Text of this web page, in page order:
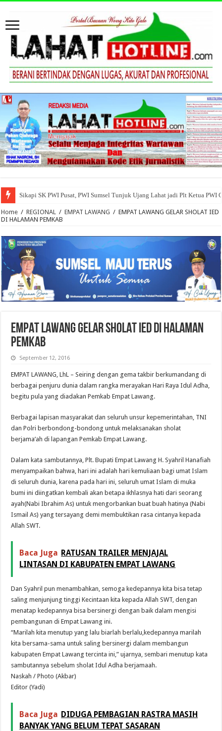
Sikapi SK PWI Pusat, PWI Sumsel Tunjuk Ujang Lahat jadi Plt Ketua PWI
Home / REGIONAL / EMPAT LAWANG / EMPAT LAWANG GELAR SHOLAT IED
DI HALAMAN PEMKAB
EMPAT LAWANG GELAR SHOLAT IED DI HALAMAN
PEMKAB
September 12, 2016
EMPAT LAWANG, LhL – Seiring dengan gema takbir berkumandang di
berbagai penjuru dunia dalam rangka merayakan Hari Raya Idul Adha,
begitu pula yang diadakan Pemkab Empat Lawang.
Berbagai lapisan masyarakat dan seluruh unsur kepemerintahan, TNI
dan Polri berbondong-bondong untuk melaksanakan sholat
berjama’ah di lapangan Pemkab Empat Lawang.
Dalam kata sambutannya, Plt. Bupati Empat Lawang H. Syahril Hanafiah
menyampaikan bahwa, hari ini adalah hari kemuliaan bagi umat Islam
di seluruh dunia, karena pada hari ini, seluruh umat Islam di muka
bumi ini diingatkan kembali akan betapa ikhlasnya hati dari seorang
ayah(Nabi Ibrahim As) untuk mengorbankan buat buah hatinya (Nabi
Ismail As) yang tersayang demi membuktikan rasa cintanya kepada
Allah SWT.
Baca Juga RATUSAN TRAILER MENJAJAL
LINTASAN DI KABUPATEN EMPAT LAWANG
Dan Syahril pun menambahkan, semoga kedepannya kita bisa tetap
saling menjunjung tinggi Kecintaan kita kepada Allah SWT, dengan
menatap kedepannya bisa bersinergi dengan baik dalam mengisi
pembangunan di Empat Lawang ini.
“Marilah kita menutup yang lalu biarlah berlalu,kedepannya marilah
kita bersama-sama untuk saling bersinergi dalam membangun
kabupaten Empat Lawang tercinta ini,” ujarnya, sembari menutup kata
sambutannya sebelum sholat Idul Adha berjamaah.
Naskah / Photo (Akbar)
Editor (Yadi)
Baca Juga DIDUGA PEMBAGIAN RASTRA MASIH
BANYAK YANG BELUM TEPAT SASARAN